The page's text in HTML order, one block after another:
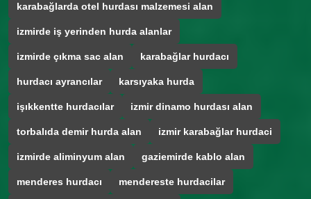
karabağlarda otel hurdası malzemesi alan
izmirde iş yerinden hurda alanlar
izmirde çıkma sac alan karabağlar hurdacı
hurdacı ayrancılar karsıyaka hurda
işıkkentte hurdacılar izmir dinamo hurdası alan
torbalıda demir hurda alan izmir karabağlar hurdaci
izmirde aliminyum alan gaziemirde kablo alan
menderes hurdacı mendereste hurdacilar